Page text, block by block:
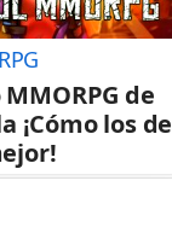
de
¡Cómo los de